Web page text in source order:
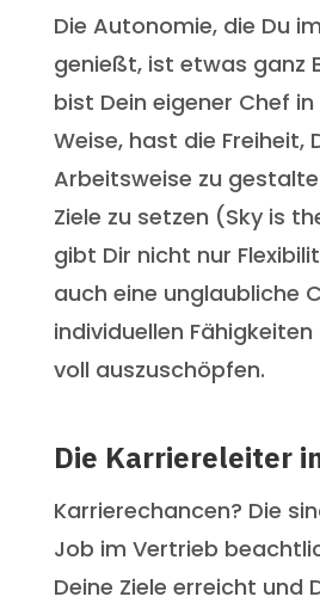
Die Autonomie, die Du
genießt, ist etwas ganz
bist Dein eigener Chef
Weise, hast die Freiheit,
Arbeitsweise zu
Ziele zu setzen (Sky is
gibt Dir nicht nur
auch eine unglaubliche
individuellen
voll auszuschöpfen.
Die Karriereleiter
Karrierechancen? Die
Job im Vertrieb
Deine Ziele erreicht und